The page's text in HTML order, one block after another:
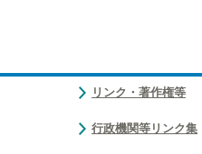
リンク・著作権等
行政機関等リンク集